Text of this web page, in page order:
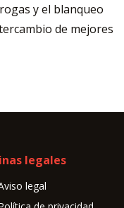
y el blanqueo
de mejores
legales
legal